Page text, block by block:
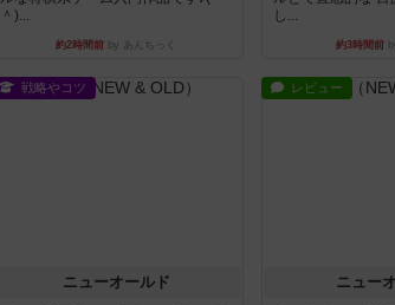
＾)...
約2時間前 by あんちっく
し...
約3時間前
戦略やコツ
ニューオールド
レビュー
ニュー